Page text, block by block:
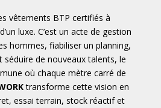
vêtements BTP certifiés à
luxe. C’est un acte de gestion
hommes, fiabiliser un planning,
séduire de nouveaux talents, le
où chaque mètre carré de
transforme cette vision en
essai terrain, stock réactif et